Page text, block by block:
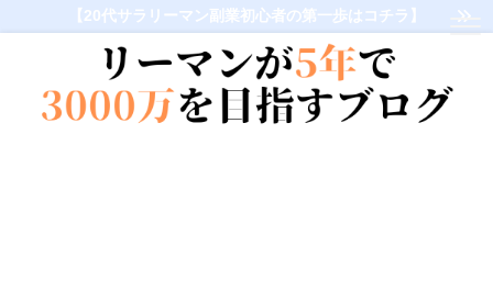
【20代サラリーマン副業初心者の第一歩はコチラ】